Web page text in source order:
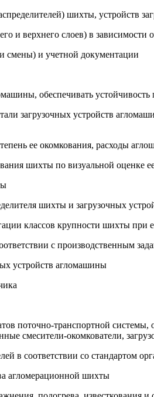
шихты, устройств
и верхнего слоев) в зависимости
смены) и учетной документации
обеспечивать
загрузочных устройств
ее окомкования, расходы
шихты по визуальной оценке
шихты и загрузочных
классов крупности шихты
с производственным
устройств агломашины
поточно-транспортной
смесители-окомкователи,
в соответствии со стандартом
агломерационной шихты